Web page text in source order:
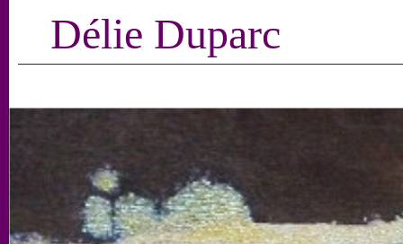
Délie Duparc